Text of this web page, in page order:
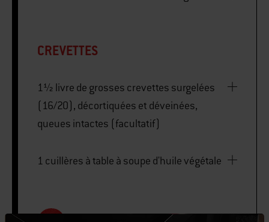
CREVETTES
1½ livre de grosses crevettes surgelées
(16/20), décortiquées et déveinées,
queues intactes (facultatif)
1 cuillères à table à soupe d'huile végétale